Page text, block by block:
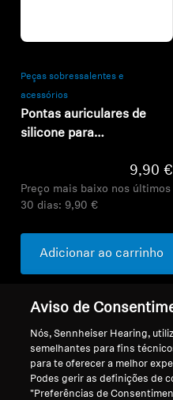
Peças sobressalentes e
acessórios
Pontas auriculares de
silicone para
9,90 €
Preço mais baixo nos últimos
30 dias: 9,90 €
Adicionar ao carrinho
Aviso de
Nós, Sennheiser Hearing,
semelhantes para fins
para te oferecer a melhor
Podes gerir as definições de
"Preferências de